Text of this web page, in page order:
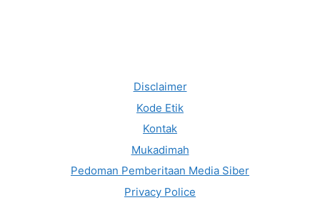
Disclaimer
Kode Etik
Kontak
Mukadimah
Pedoman Pemberitaan Media Siber
Privacy Police